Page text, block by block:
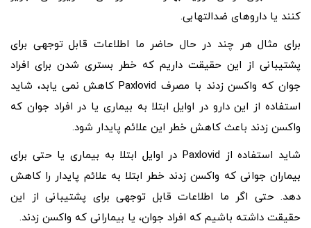
کنند یا داروهای ضدالتهابی.
برای مثال هر چند در حال حاضر ما اطلاعات قابل توجهی برای
پشتیبانی از این حقیقت داریم که خطر بستری شدن برای افراد
جوان که واکسن زدند با مصرف Paxlovid کاهش نمی یابد، شاید
استفاده از این دارو در اوایل ابتلا به بیماری یا در افراد جوان که
واکسن زدند باعث کاهش خطر این علائم پایدار شود.
شاید استفاده از Paxlovid در اوایل ابتلا به بیماری یا حتی برای
بیماران جوانی که واکسن زدند خطر ابتلا به علائم پایدار را کاهش
دهد. حتی اگر ما اطلاعات قابل توجهی برای پشتیبانی از این
حقیقت داشته باشیم که افراد جوان، یا بیمارانی که واکسن زدند.